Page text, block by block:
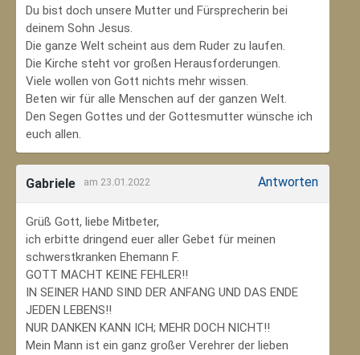
Du bist doch unsere Mutter und Fürsprecherin bei
deinem Sohn Jesus.
Die ganze Welt scheint aus dem Ruder zu laufen.
Die Kirche steht vor großen Herausforderungen.
Viele wollen von Gott nichts mehr wissen.
Beten wir für alle Menschen auf der ganzen Welt.
Den Segen Gottes und der Gottesmutter wünsche ich
euch allen.
Gabriele am 23.01.2022 Antworten
Grüß Gott, liebe Mitbeter,
ich erbitte dringend euer aller Gebet für meinen
schwerstkranken Ehemann F.
GOTT MACHT KEINE FEHLER!!
IN SEINER HAND SIND DER ANFANG UND DAS ENDE
JEDEN LEBENS!!
NUR DANKEN KANN ICH; MEHR DOCH NICHT!!
Mein Mann ist ein ganz großer Verehrer der lieben